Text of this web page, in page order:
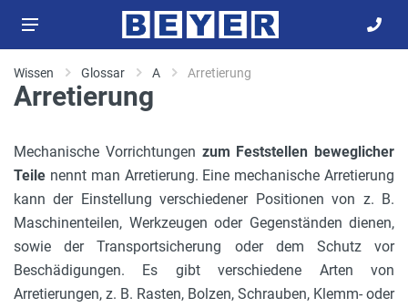
Wissen Glossar A Arretierung
Arretierung
Mechanische Vorrichtungen zum Feststellen beweglicher
Teile nennt man Arretierung. Eine mechanische Arretierung
kann der Einstellung verschiedener Positionen von z. B.
Maschinenteilen, Werkzeugen oder Gegenständen dienen,
sowie der Transportsicherung oder dem Schutz vor
Beschädigungen. Es gibt verschiedene Arten von
Arretierungen, z. B. Rasten, Bolzen, Schrauben, Klemm- oder